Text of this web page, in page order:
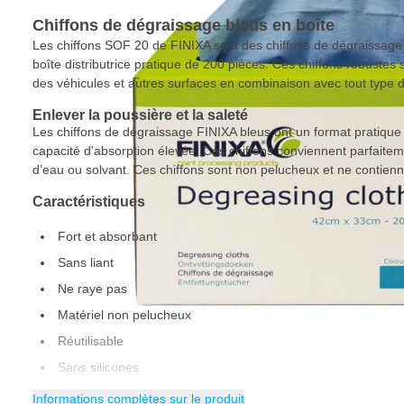
Chiffons de dégraissage bleus en boîte
Les chiffons SOF 20 de FINIXA sont des chiffons de
boîte distributrice pratique de 200 pièces. Ces chiffons robustes
des véhicules et autres surfaces en combinaison avec tout type
Enlever la poussière et la saleté
Les chiffons de dégraissage FINIXA bleus ont un format
capacité d'absorption élevée. Ces chiffons conviennent
d’eau ou solvant. Ces chiffons sont non pelucheux et ne
Caractéristiques
Fort et absorbant
Sans liant
Ne raye pas
Matériel non pelucheux
Réutilisable
Sans silicones
Résistant aux solvants et aux acides
Informations complètes sur le produit